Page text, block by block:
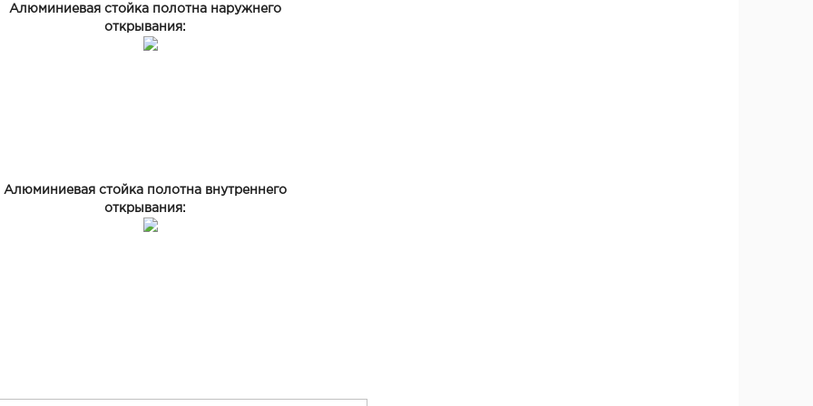
Алюминиевая стойка полотна наружнего
открывания:
Алюминиевая стойка полотна внутреннего
открывания: